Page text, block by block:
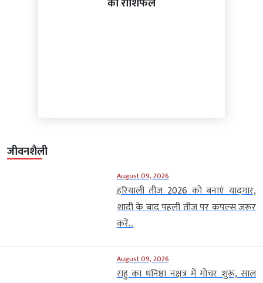
जीवनशैली
August 09, 2026
हरियाली तीज 2026 को बनाएं यादगार,
शादी के बाद पहली तीज पर कपल्स जरूर
करें...
August 09, 2026
राहु का धनिष्ठा नक्षत्र में गोचर शुरू, साल